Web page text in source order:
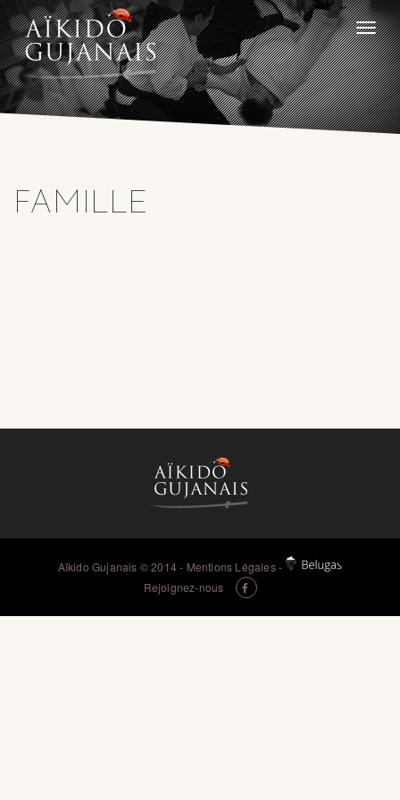
Toggle
FAMILLE
Aïkido Gujanais © 2014 - Mentions Légales-
Rejoignez-nous